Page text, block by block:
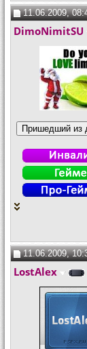
11.06.2009,
DimoNimitSU
11.06.2009,
LostAlex